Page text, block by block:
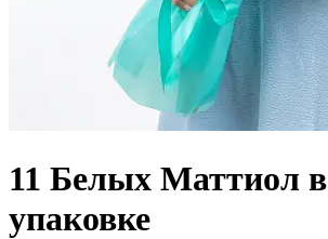
11 Белых Маттиол в
упаковке